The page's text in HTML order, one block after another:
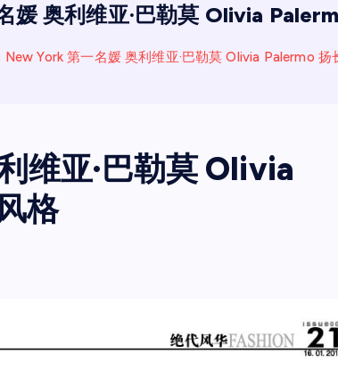
媛 奥利维亚·巴勒莫 Olivia
New York 第一名媛 奥利维亚·巴勒莫 Olivia Palermo 扬
维亚·巴勒莫 Olivia
格